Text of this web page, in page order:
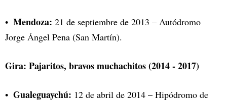
Mendoza: 21 de septiembre de 2013 – Autódromo
Jorge Ángel Pena (San Martín).
Gira: Pajaritos, bravos muchachitos (2014 - 2017)
Gualeguaychú: 12 de abril de 2014 – Hipódromo de